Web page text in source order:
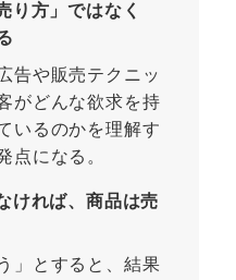
り方」ではなく
告や販売テクニッ
がどんな欲求を持
いるのかを理解す
点になる。
ければ、商品は売
」とすると、結果